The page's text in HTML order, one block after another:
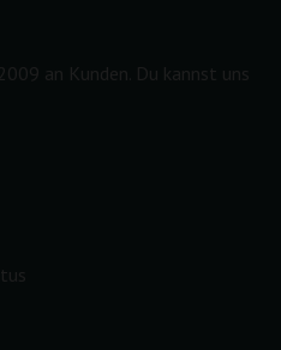
an Kunden. Du kannst uns